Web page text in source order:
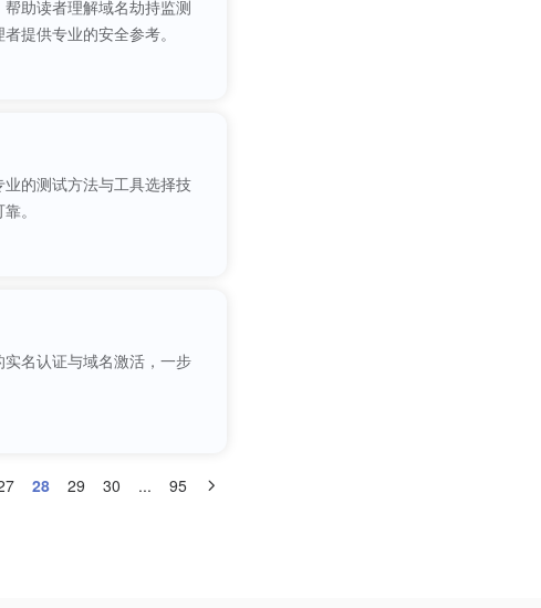
助读者理解域名劫持监测
提供专业的安全参考。
的测试方法与工具选择技
。
名认证与域名激活，一步
28 29 30 ... 95